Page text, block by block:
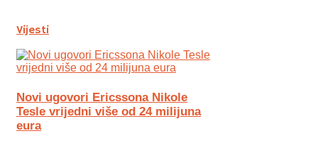
Vijesti
Novi ugovori Ericssona Nikole
Tesle vrijedni više od 24 milijuna
eura